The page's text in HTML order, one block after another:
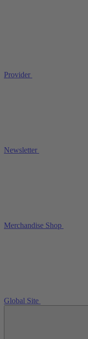
Provider
Newsletter
Merchandise Shop
Global Site